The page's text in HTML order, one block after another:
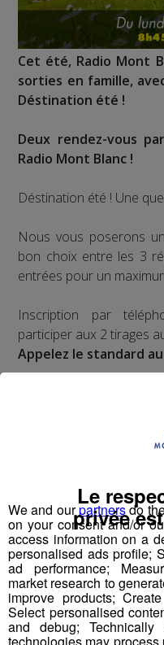
Cet été, Radio Mont
sorties en famille,
Déstination été !
Deux rendez-vous
Radio Mont Blanc !
Déstination été ! Une
Nous vous poserons
bon choix entre les 3
entrées pour un
Inscription par
participer aux 2 tirages
Appelez le standard au
et la personne de
We and ourpartnersdo
on your consent and/or
access information on a
personalised ads profile;
ad performance;
market research to
improve products;
Select personalised
and debug;
technologies may
Le
privée